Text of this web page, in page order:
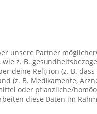
unsere Partner
z. B.
deine Religion (z. B.
(z. B. Medikamente,
oder pflanzliche/
diese Daten im